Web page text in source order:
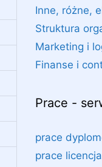
Inne, różne,
Struktura
Marketing i
Finanse i
Prace -
prace
prace